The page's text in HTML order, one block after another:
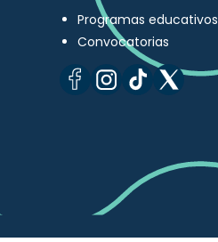
Programas educativos
Convocatorias